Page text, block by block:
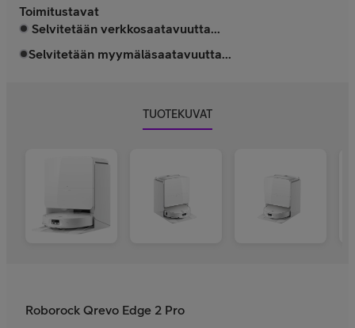
Toimitustavat
Selvitetään verkkosaatavuutta...
Selvitetään myymäläsaatavuutta...
TUOTEKUVAT
Roborock Qrevo Edge 2 Pro